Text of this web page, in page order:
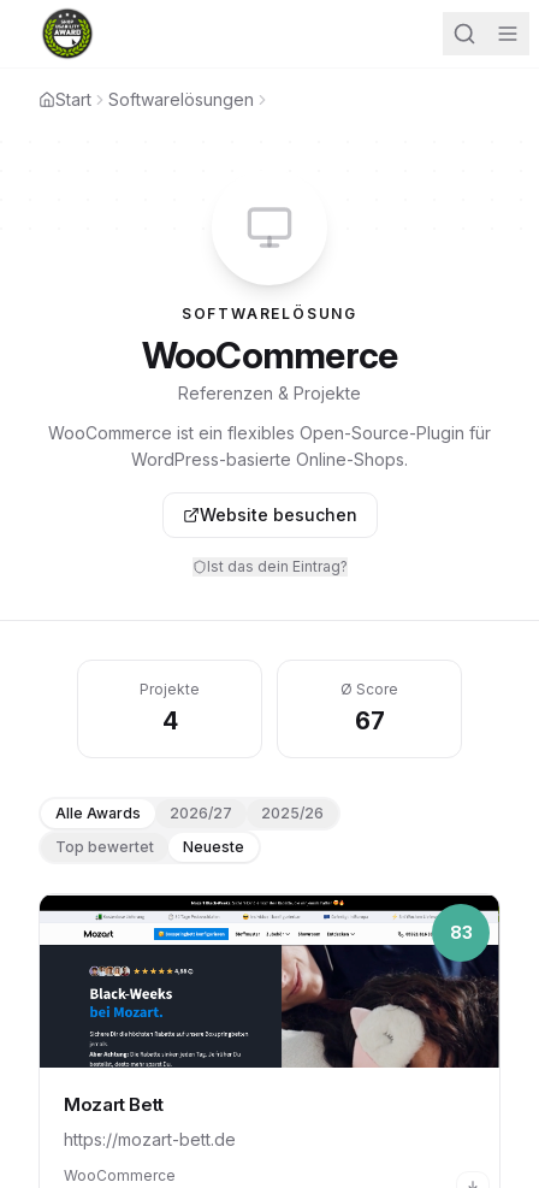
Start Softwarelösungen
SOFTWARELÖSUNG
WooCommerce
Referenzen & Projekte
WooCommerce ist ein flexibles Open-Source-Plugin für
WordPress-basierte Online-Shops.
Website besuchen
Ist das dein Eintrag?
Projekte
4
Ø Score
67
Alle Awards 2026/27
2025/26
Top bewertet
Neueste
83
Mozart Bett
https://mozart-bett.de
WooCommerce